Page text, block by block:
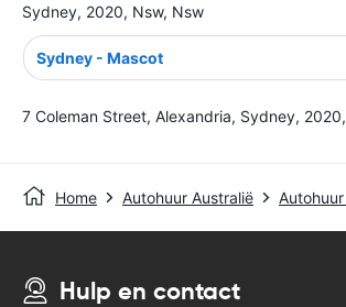
Sydney, 2020, Nsw, Nsw
Sydney - Mascot
7 Coleman Street, Alexandria, Sydney,
Home Autohuur Australië
Hulp en contact